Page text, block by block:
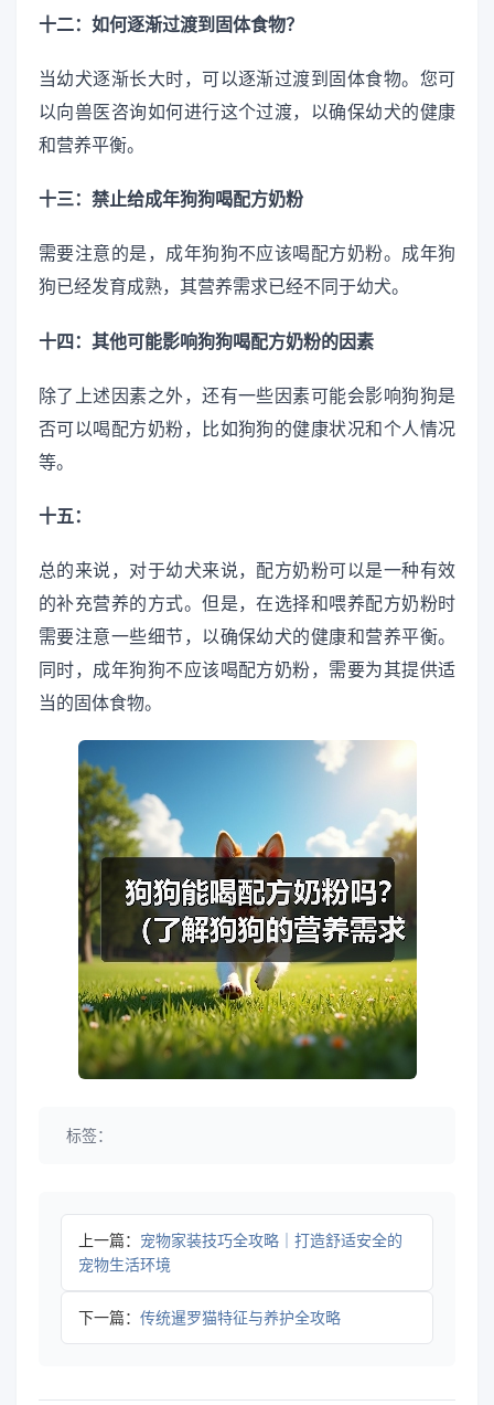
十二：如何逐渐过渡到固体食物？
当幼犬逐渐长大时，可以逐渐过渡到固体食物。您可
以向兽医咨询如何进行这个过渡，以确保幼犬的健康
和营养平衡。
十三：禁止给成年狗狗喝配方奶粉
需要注意的是，成年狗狗不应该喝配方奶粉。成年狗
狗已经发育成熟，其营养需求已经不同于幼犬。
十四：其他可能影响狗狗喝配方奶粉的因素
除了上述因素之外，还有一些因素可能会影响狗狗是
否可以喝配方奶粉，比如狗狗的健康状况和个人情况
等。
十五：
总的来说，对于幼犬来说，配方奶粉可以是一种有效
的补充营养的方式。但是，在选择和喂养配方奶粉时
需要注意一些细节，以确保幼犬的健康和营养平衡。
同时，成年狗狗不应该喝配方奶粉，需要为其提供适
当的固体食物。
标签：
上一篇： 宠物家装技巧全攻略｜打造舒适安全的
宠物生活环境
下一篇： 传统暹罗猫特征与养护全攻略